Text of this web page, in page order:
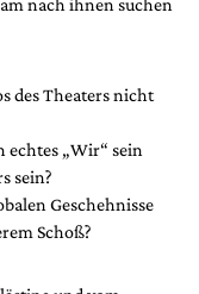
des Theaters nicht
„Wir“ sein
sein?
Geschehnisse
Schoß?